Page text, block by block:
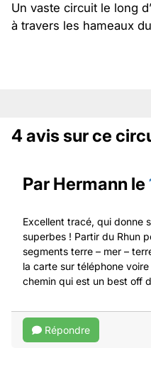
Un vaste circuit le long
à travers les hameaux
4 avis sur ce
Par Hermann le
Excellent tracé, qui donne
superbes ! Partir du Rhun
segments terre – mer –
la carte sur téléphone
chemin qui est un best off
Répondre